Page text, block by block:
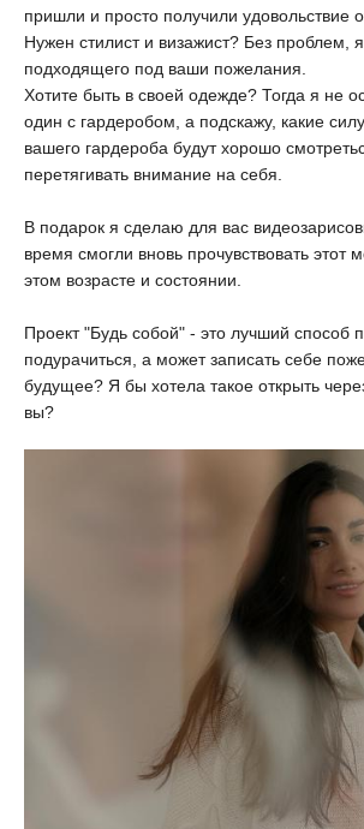
пришли и просто получили удовольствие
Нужен стилист и визажист? Без проблем,
подходящего под ваши пожелания.
Хотите быть в своей одежде? Тогда я не
один с гардеробом, а подскажу, какие
вашего гардероба будут хорошо
перетягивать внимание на себя.
В подарок я сделаю для вас
время смогли вновь прочувствовать этот
этом возрасте и состоянии.
Проект "Будь собой" - это лучший способ
подурачиться, а может записать себе
будущее? Я бы хотела такое открыть
вы?